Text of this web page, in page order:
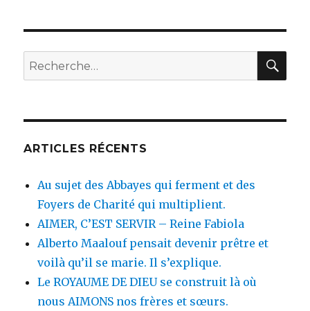
Recherche
pour
ARTICLES RÉCENTS
Au sujet des Abbayes qui ferment et des
Foyers de Charité qui multiplient.
AIMER, C’EST SERVIR – Reine Fabiola
Alberto Maalouf pensait devenir prêtre et
voilà qu’il se marie. Il s’explique.
Le ROYAUME DE DIEU se construit là où
nous AIMONS nos frères et sœurs.